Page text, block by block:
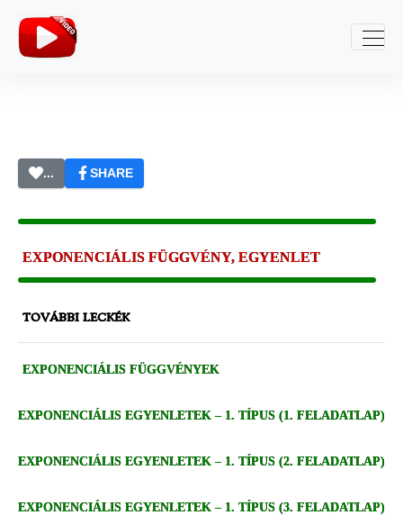
... SHARE
EXPONENCIÁLIS FÜGGVÉNY, EGYENLET
TOVÁBBI LECKÉK
EXPONENCIÁLIS FÜGGVÉNYEK
EXPONENCIÁLIS EGYENLETEK – 1. TÍPUS (1. FELADATLAP)
EXPONENCIÁLIS EGYENLETEK – 1. TÍPUS (2. FELADATLAP)
EXPONENCIÁLIS EGYENLETEK – 1. TÍPUS (3. FELADATLAP)